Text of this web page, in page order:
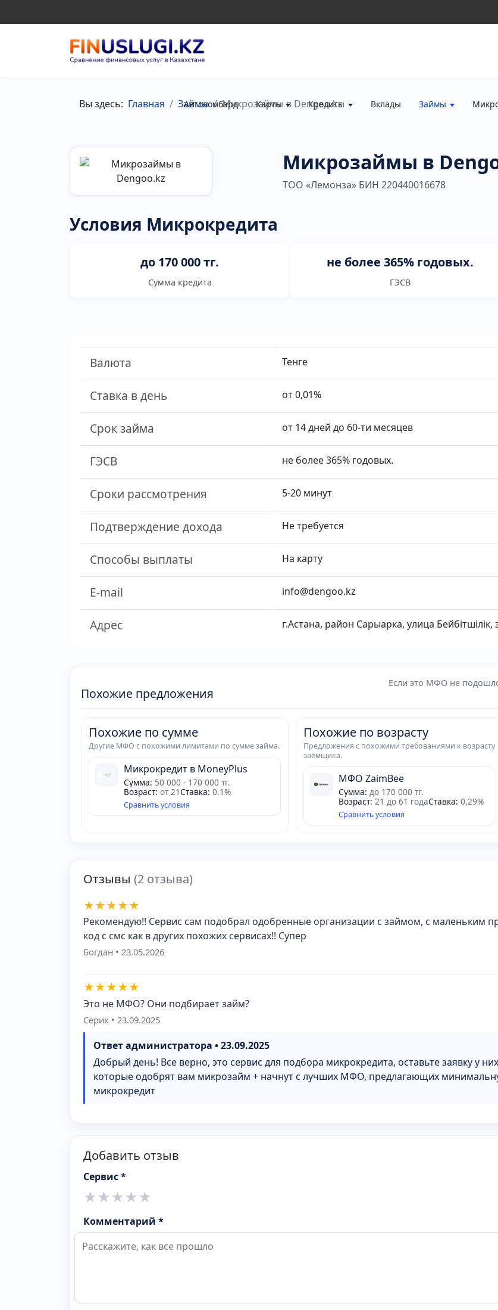
Автоломбард Карты Кредиты Вклады Займы
Вы здесь: Главная Займы Микрозаймы в Dengoo.kz
Микрозаймы в
ТОО «Лемонза» БИН 220440016678
Условия Микрокредита
до 170 000 тг.
Сумма кредита
не более 365% годовых.
ГЭСВ
Валюта Тенге
Ставка в день от 0,01%
Срок займа от 14 дней до 60-ти месяцев
ГЭСВ не более 365% годовых.
Сроки рассмотрения 5-20 минут
Подтверждение дохода Не требуется
Способы выплаты На карту
E-mail info@dengoo.kz
Адрес г.Астана, район Сарыарка, улица Бейбітшілік,
Похожие предложения
Если это МФО не
Похожие по сумме
Другие МФО с похожими лимитами по сумме займа.
Микрокредит в MoneyPlus
Сумма: 50 000 - 170 000 тг.
Возраст: от 21Ставка: 0.1%
Сравнить условия
Похожие по возрасту
Предложения с похожими требованиями к возрасту
заёмщика.
МФО ZaimBee
Сумма: до 170 000 тг.
Возраст: 21 до 61 годаСтавка: 0,29%
Сравнить условия
Отзывы (2 отзыва)
★★★★★
Рекомендую!! Сервис сам подобрал одобренные организации с займом, с маленьким
код с смс как в других похожих сервисах!! Супер
Богдан • 23.05.2026
★★★★★
Это не МФО? Они подбирает займ?
Серик • 23.09.2025
Ответ администратора • 23.09.2025
Добрый день! Все верно, это сервис для подбора микрокредита, оставьте заявку у
которые одобрят вам микрозайм + начнут с лучших МФО, предлагающих
микрокредит
Добавить отзыв
Сервис *
★ ★ ★ ★ ★
Комментарий *